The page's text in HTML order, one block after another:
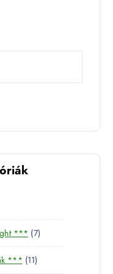
*** 77
t
*** 111